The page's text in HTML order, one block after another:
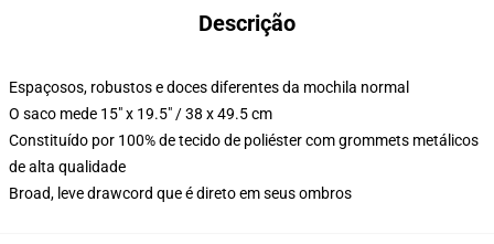
Descrição
Espaçosos, robustos e doces diferentes da mochila normal
O saco mede 15" x 19.5" / 38 x 49.5 cm
Constituído por 100% de tecido de poliéster com grommets metálicos
de alta qualidade
Broad, leve drawcord que é direto em seus ombros